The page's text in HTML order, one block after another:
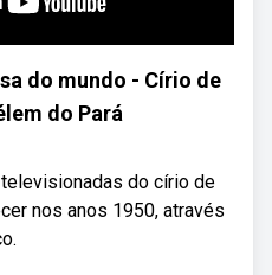
do mundo - Círio de
do Pará
do círio de
nos anos 1950, através